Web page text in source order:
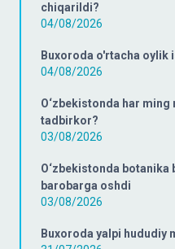
chiqarildi?
04/08/2026
Buxoroda o'rtacha oylik
04/08/2026
O‘zbekistonda har
tadbirkor?
03/08/2026
O‘zbekistonda
barobarga oshdi
03/08/2026
Buxoroda yalpi hududiy